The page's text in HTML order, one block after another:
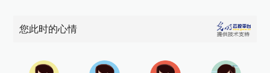
您此时的心情